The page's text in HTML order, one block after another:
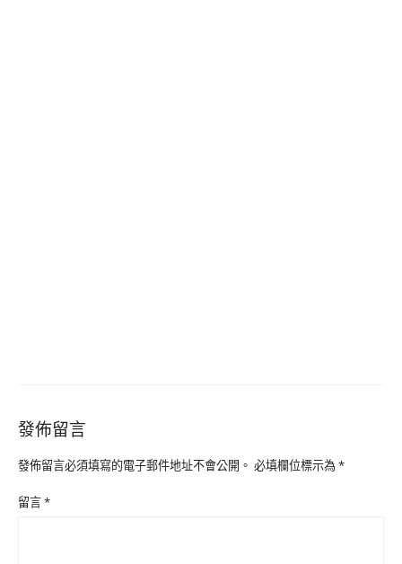
發佈留言
發佈留言必須填寫的電子郵件地址不會公開。 必填欄位標示為*
留言*